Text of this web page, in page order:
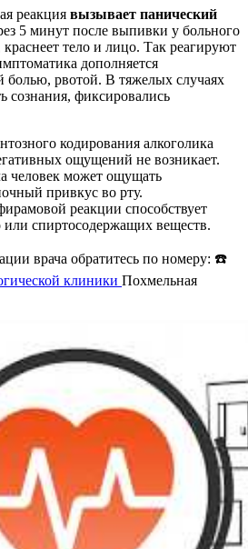
реакция вызывает панический
5 минут после выпивки у больного
краснеет тело и лицо. Так реагируют
дополняется
болью, рвотой. В тяжелых случаях
сознания, фиксировались
кодирования алкоголика
ощущений не возникает.
человек может ощущать
привкус во рту.
реакции способствует
или спиртосодержащих веществ.
врача обратитесь по номеру: ☎️
клиники Похмельная